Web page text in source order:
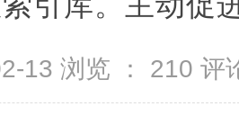
13 浏览 ： 210 评